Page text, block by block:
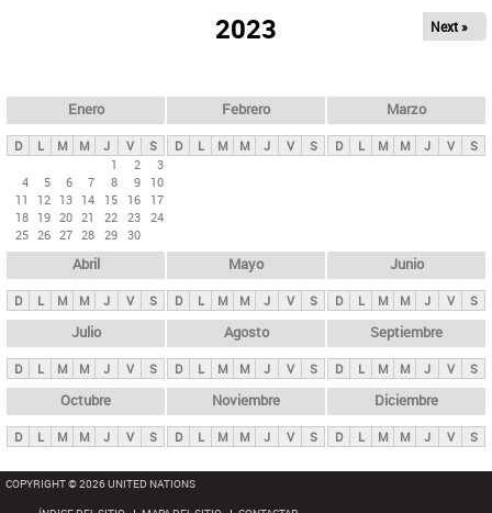
ds
p
n
i
p
a
l
s
2023 Next »
Enero
D L M M J V
S
1
2
3
4
5 6 7 8 9
10
11
12 13 14 15 16
17
18 19 20 21 22 23 24
25 26 27 28 29 30
Febrero
D L M M J V S
Marzo
D L M M J V S
Abril
D L M M J V S
Mayo
D L M M J V S
Junio
D L M M J V S
Julio
D L M M J V S
Agosto
D L M M J V S
Septiembre
D L M M J V S
Octubre
D L M M J V S
Noviembre
D L M M J V S
Diciembre
D L M M J V S
COPYRIGHT © 2026 UNITED NATIONS